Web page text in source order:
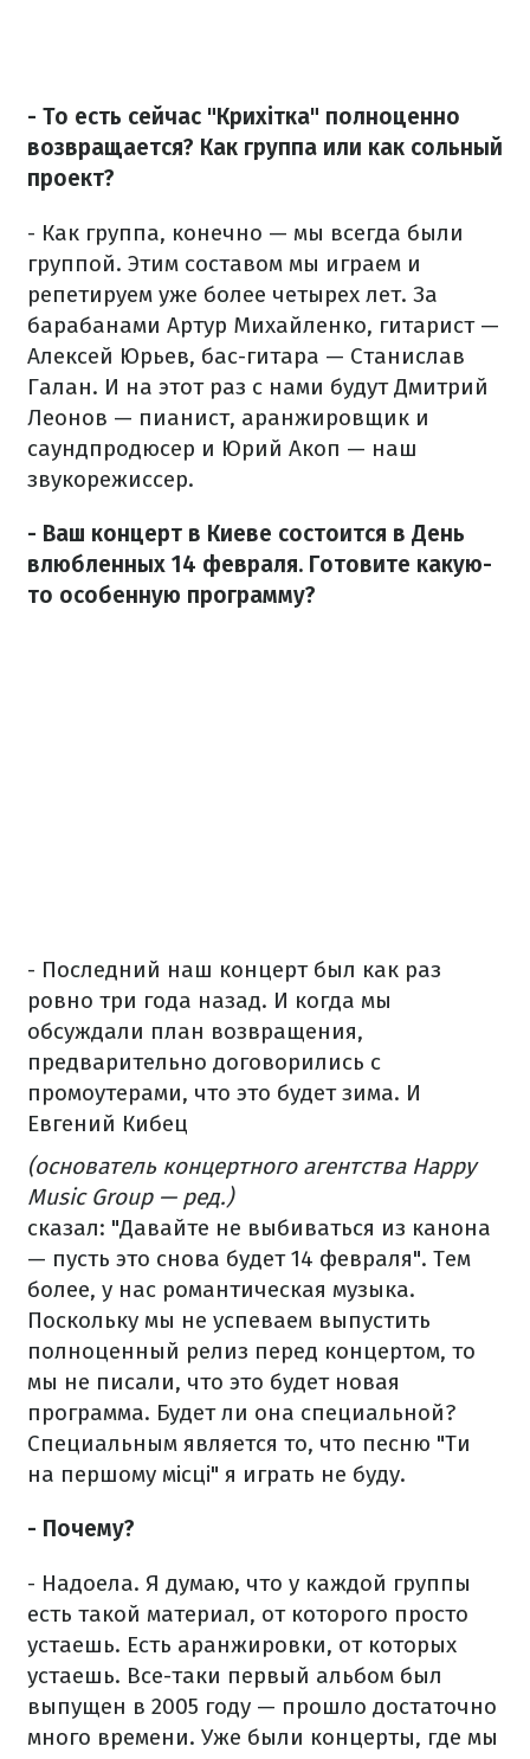
- То есть сейчас "Крихітка" полноценно
возвращается? Как группа или как сольный
проект?
- Как группа, конечно — мы всегда были
группой. Этим составом мы играем и
репетируем уже более четырех лет. За
барабанами Артур Михайленко, гитарист —
Алексей Юрьев, бас-гитара — Станислав
Галан. И на этот раз с нами будут Дмитрий
Леонов — пианист, аранжировщик и
саундпродюсер и Юрий Акоп — наш
звукорежиссер.
- Ваш концерт в Киеве состоится в День
влюбленных 14 февраля. Готовите какую-
то особенную программу?
- Последний наш концерт был как раз
ровно три года назад. И когда мы
обсуждали план возвращения,
предварительно договорились с
промоутерами, что это будет зима. И
Евгений Кибец
(основатель концертного агентства Happy
Music Group — ред.)
сказал: "Давайте не выбиваться из канона
— пусть это снова будет 14 февраля". Тем
более, у нас романтическая музыка.
Поскольку мы не успеваем выпустить
полноценный релиз перед концертом, то
мы не писали, что это будет новая
программа. Будет ли она специальной?
Специальным является то, что песню "Ти
на першому місці" я играть не буду.
- Почему?
- Надоела. Я думаю, что у каждой группы
есть такой материал, от которого просто
устаешь. Есть аранжировки, от которых
устаешь. Все-таки первый альбом был
выпущен в 2005 году — прошло достаточно
много времени. Уже были концерты, где мы